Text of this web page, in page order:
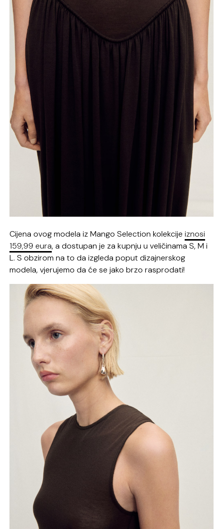
Cijena ovog modela iz Mango Selection kolekcijeiznosi
159,99 eura, a dostupan je za kupnju u veličinama S, M i
L. S obzirom na to da izgleda poput dizajnerskog
modela, vjerujemo da će se jako brzo rasprodati!